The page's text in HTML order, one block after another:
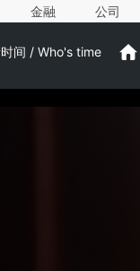
金融 公司
间 / Who's time